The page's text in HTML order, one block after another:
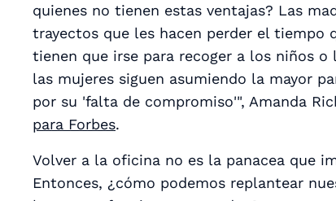
quienes no tienen estas ventajas? Las
trayectos que les hacen perder el tiempo
tienen que irse para recoger a los niños
las mujeres siguen asumiendo la mayor
por su 'falta de compromiso'", Amanda
para Forbes.
Volver a la oficina no es la panacea que
Entonces, ¿cómo podemos replantear